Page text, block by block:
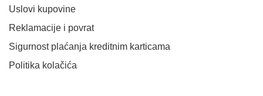
Uslovi kupovine
Reklamacije i povrat
Sigurnost plaćanja kreditnim karticama
Politika kolačića